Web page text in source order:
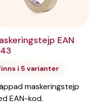
Lägg till i önskelista
EAN
i 5 varianter
maskeringstejp
EAN-kod.